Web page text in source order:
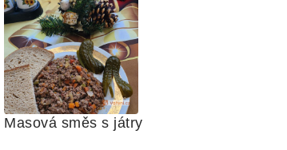
Masová směs s játry